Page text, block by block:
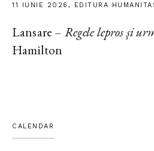
11 IUNIE 2026, EDITURA
Lansare – Regele lepros și
Hamilton
CALENDAR